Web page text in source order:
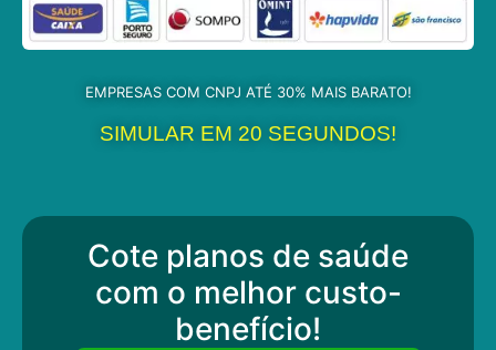
EMPRESAS COM CNPJ ATÉ 30% MAIS BARATO!
SIMULAR EM 20 SEGUNDOS!
Cote planos de saúde
com o melhor custo-
benefício!